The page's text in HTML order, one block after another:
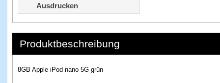
Ausdrucken
Produktbeschreibung
8GB Apple iPod nano 5G grün